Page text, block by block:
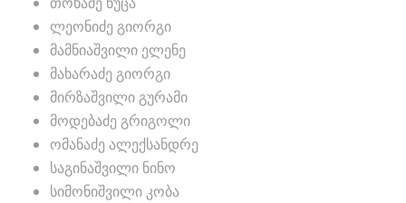
ლეონიძე გიორგი
მამნიაშვილი ელენე
მახარაძე გიორგი
მირზაშვილი გურამი
მოდებაძე გრიგოლი
ომანაძე ალექსანდრე
საგინაშვილი ნინო
სიმონიშვილი კობა